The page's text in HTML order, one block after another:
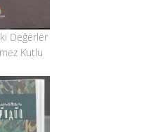
Değerler
Kutlu